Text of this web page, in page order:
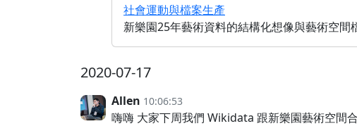
社會運動與檔案生產
新樂園25年藝術資料的結構化想像與藝術空間
2020-07-17
Allen 10:06:53
嗨嗨 大家下周我們 Wikidata 跟新樂園藝術空間